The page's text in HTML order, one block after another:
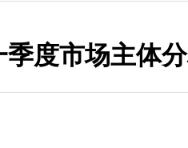
度市场主体